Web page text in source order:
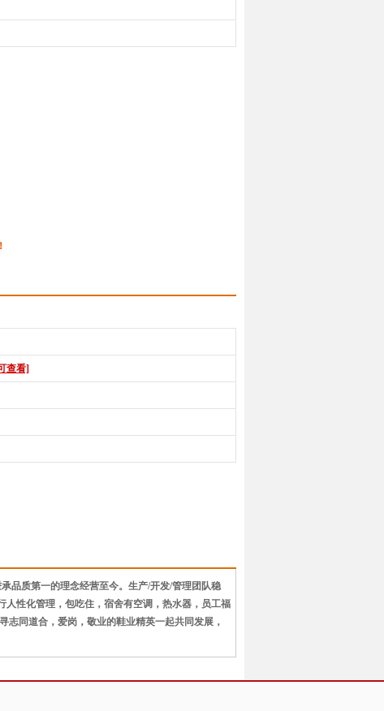
查看]
品质第一的理念经营至今。生产/开发/管理团队稳
人性化管理，包吃住，宿舍有空调，热水器，员工福
志同道合，爱岗，敬业的鞋业精英一起共同发展，